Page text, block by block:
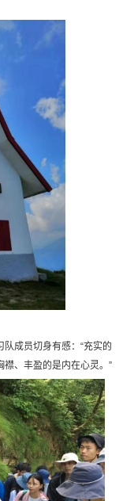
成员切身有感：“充实的
、丰盈的是内在心灵。”